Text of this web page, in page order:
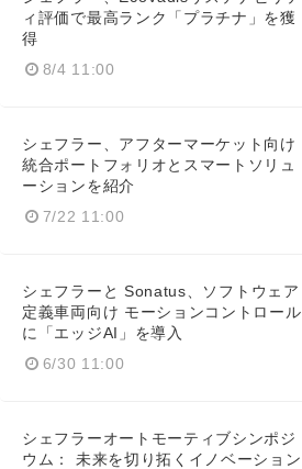
ィ評価で最高ランク「プラチナ」を獲
得
8/4 11:00
シェフラー、アフターマーケット向け
統合ポートフォリオとスマートソリュ
ーションを紹介
7/22 11:00
シェフラーと Sonatus、ソフトウェア
定義車両向け モーションコントロール
に「エッジAI」を導入
6/30 11:00
シェフラーオートモーティブシンポジ
ウム： 未来を切り拓くイノベーション
Japanese
English